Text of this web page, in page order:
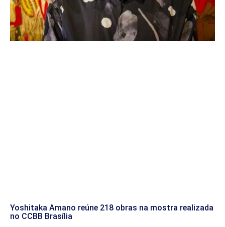
Yoshitaka Amano reúne 218 obras na mostra realizada
no CCBB Brasília